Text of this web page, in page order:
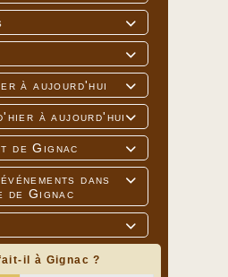



à aujourd'hui

à aujourd'hui

de Gignac

dans
Gignac

il à Gignac ?